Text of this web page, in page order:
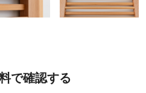
で確認する